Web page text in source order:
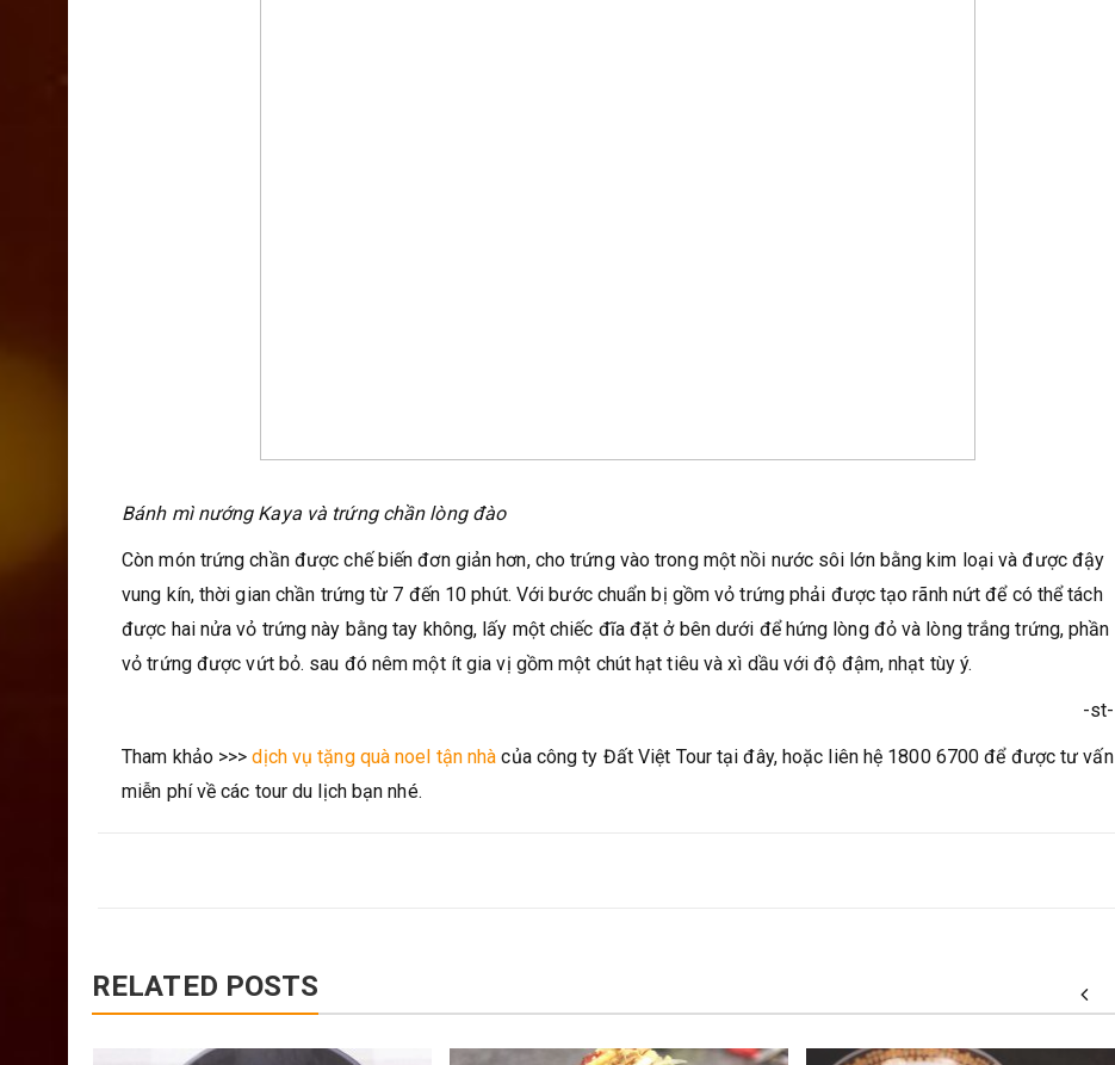
Bánh mì nướng Kaya và trứng chần lòng đào
Còn món trứng chần được chế biến đơn giản hơn, cho trứng vào trong một nồi nước sôi lớn bằng kim loại và được đậy
vung kín, thời gian chần trứng từ 7 đến 10 phút. Với bước chuẩn bị gồm vỏ trứng phải được tạo rãnh nứt để có thể tách
được hai nửa vỏ trứng này bằng tay không, lấy một chiếc đĩa đặt ở bên dưới để hứng lòng đỏ và lòng trắng trứng, phần
vỏ trứng được vứt bỏ. sau đó nêm một ít gia vị gồm một chút hạt tiêu và xì dầu với độ đậm, nhạt tùy ý.
-st-
Tham khảo >>>dịch vụ tặng quà noel tận nhà của công ty Đất Việt Tour tại đây, hoặc liên hệ 1800 6700 để được tư vấn
miễn phí về các tour du lịch bạn nhé.
RELATED POSTS